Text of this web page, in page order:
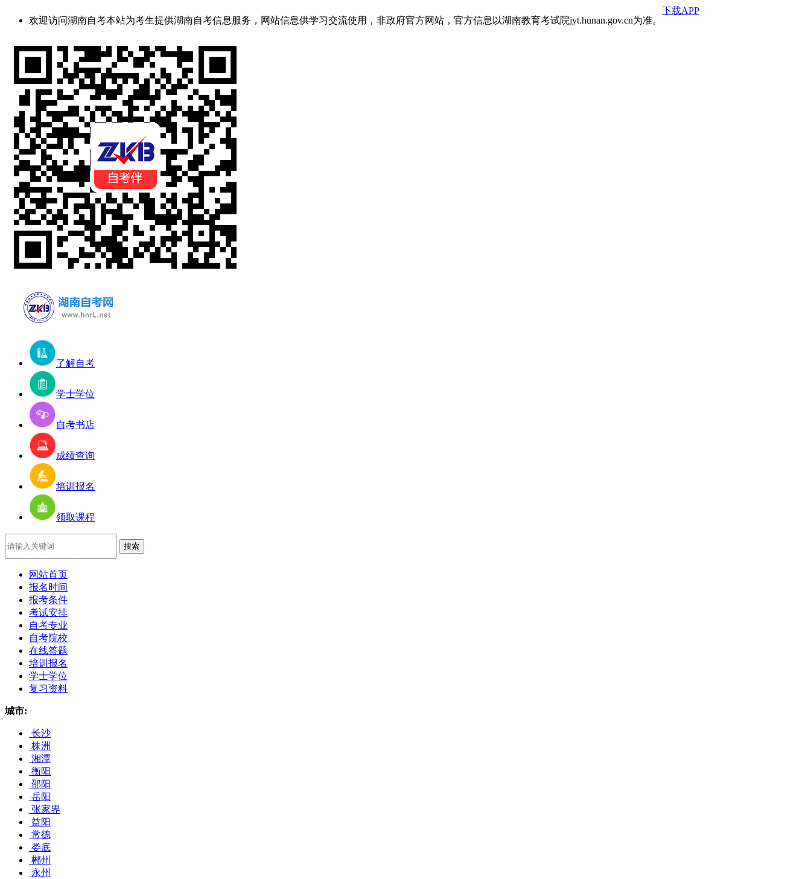
欢迎访问湖南自考本站为考生提供湖南自考信息服务，网站信息供学习交流使用，非政府官方网站，官方信息以湖南教育考试院jyt.hunan.gov.cn为准。
下载APP
了解自考
学士学位
自考书店
成绩查询
培训报名
领取课程
网站首页
报名时间
报考条件
考试安排
自考专业
自考院校
在线答题
培训报名
学士学位
复习资料
城市:
长沙
株洲
湘潭
衡阳
邵阳
岳阳
张家界
益阳
常德
娄底
郴州
永州